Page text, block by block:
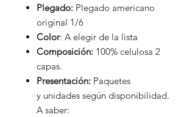
Plegado: Plegado americano
original 1/6
Color: A elegir de la lista
Composición: 100% celulosa 2
capas.
Presentación: Paquetes
y unidades según disponibilidad.
A saber: